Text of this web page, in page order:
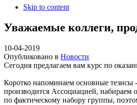
Skip to content
Уважаемые коллеги,
10-04-2019
Опубликовано в Новости
Сегодня предлагаем вам курс по
Коротко напоминаем основные тезисы
производится Ассоциацией, набираем
по фактическому набору группы,